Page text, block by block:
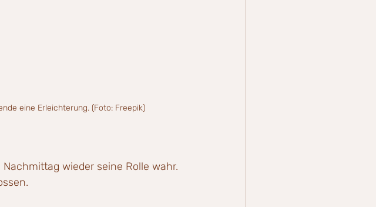
eine Erleichterung. (Foto: Freepik)
wieder seine Rolle wahr.